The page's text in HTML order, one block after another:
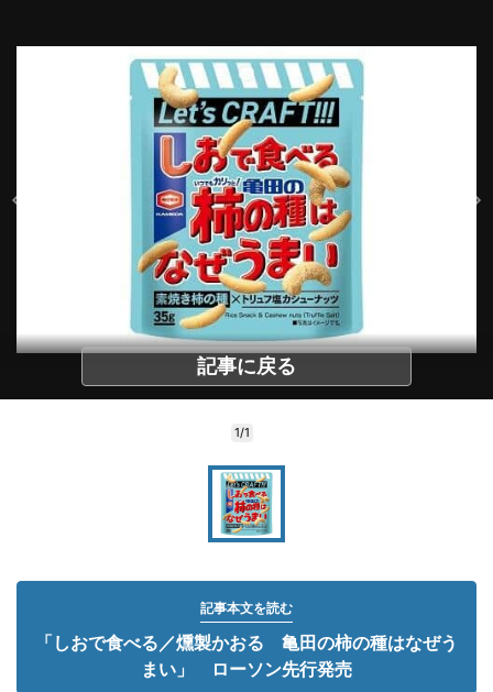
記事に戻る
1/1
記事本文を読む
「しおで食べる／燻製かおる 亀田の柿の種はなぜう
まい」 ローソン先行発売